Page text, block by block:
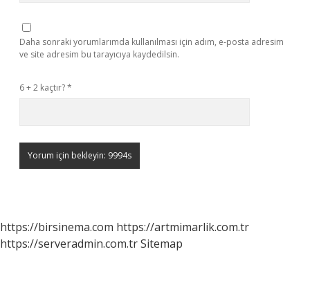
Daha sonraki yorumlarımda kullanılması için adım, e-posta adresim
ve site adresim bu tarayıcıya kaydedilsin.
6 + 2 kaçtır?*
https://birsinema.com https://artmimarlik.com.tr
https://serveradmin.com.trSitemap